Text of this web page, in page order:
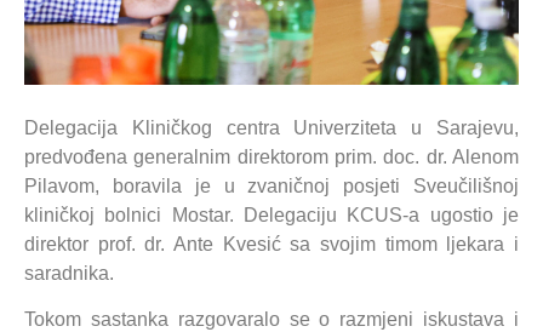
Delegacija Kliničkog centra Univerziteta u Sarajevu,
predvođena generalnim direktorom prim. doc. dr. Alenom
Pilavom, boravila je u zvaničnoj posjeti Sveučilišnoj
kliničkoj bolnici Mostar. Delegaciju KCUS-a ugostio je
direktor prof. dr. Ante Kvesić sa svojim timom ljekara i
saradnika.
Tokom sastanka razgovaralo se o razmjeni iskustava i